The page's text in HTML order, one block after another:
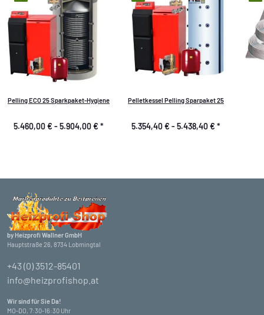
Pelling ECO 25 Sparkpaket-Hygiene
5.460,00 € -5.904,00 € *
Pelletkessel Pelling Sparpaket 25
5.354,40 € -5.438,40 € *
by Heizprofi Wallner GmbH
Hauptstraße 26, 8734 Lobmingtal
+43 (0) 3512-85401
info@heizprofishop.at
Wir sind für Sie Da!
MO-DO, 7:30-16:30 Uhr